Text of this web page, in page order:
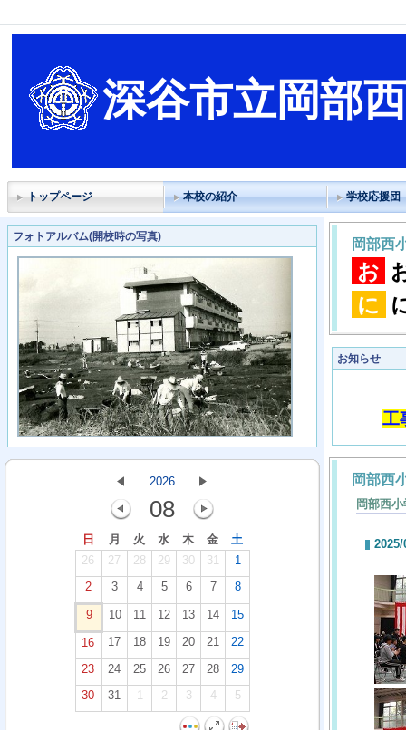
深谷市立岡部
トップページ 本校の紹介 学校応援団
フォトアルバム(開校時の写真)
2026
08
日 月 火 水 木 金
土
26
27 28 29 30 31
1
2
3 4 5 6 7 8
9 10 11 12 13 14 15
16 17 18 19 20 21
22
23
24 25 26 27 28
29
30
31 1 2 3 4 5
岡部西
お
に
お知らせ
工
岡部西
岡部西
2025/